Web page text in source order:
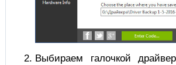
Выбираем галочкой